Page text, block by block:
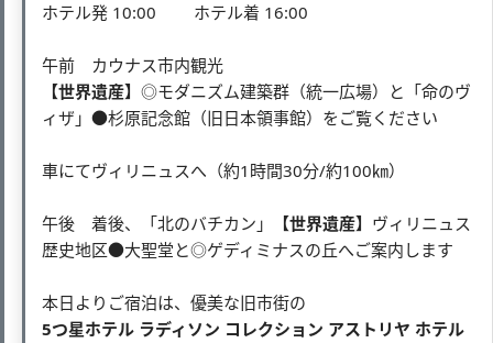
ホテル発 10:00 ホテル着 16:00
午前 カウナス市内観光
【世界遺産】 ◎モダニズム建築群（統一広場）と「命のヴ
ィザ」●杉原記念館（旧日本領事館）をご覧ください
車にてヴィリニュスへ（約1時間30分/約100㎞）
午後 着後、「北のバチカン」 【世界遺産】 ヴィリニュス
歴史地区●大聖堂と◎ゲディミナスの丘へご案内します
本日よりご宿泊は、優美な旧市街の
5つ星ホテル ラディソン コレクション アストリヤ ホテル